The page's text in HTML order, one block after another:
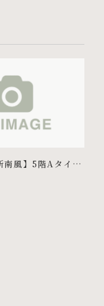
南風】5階Aタイプ